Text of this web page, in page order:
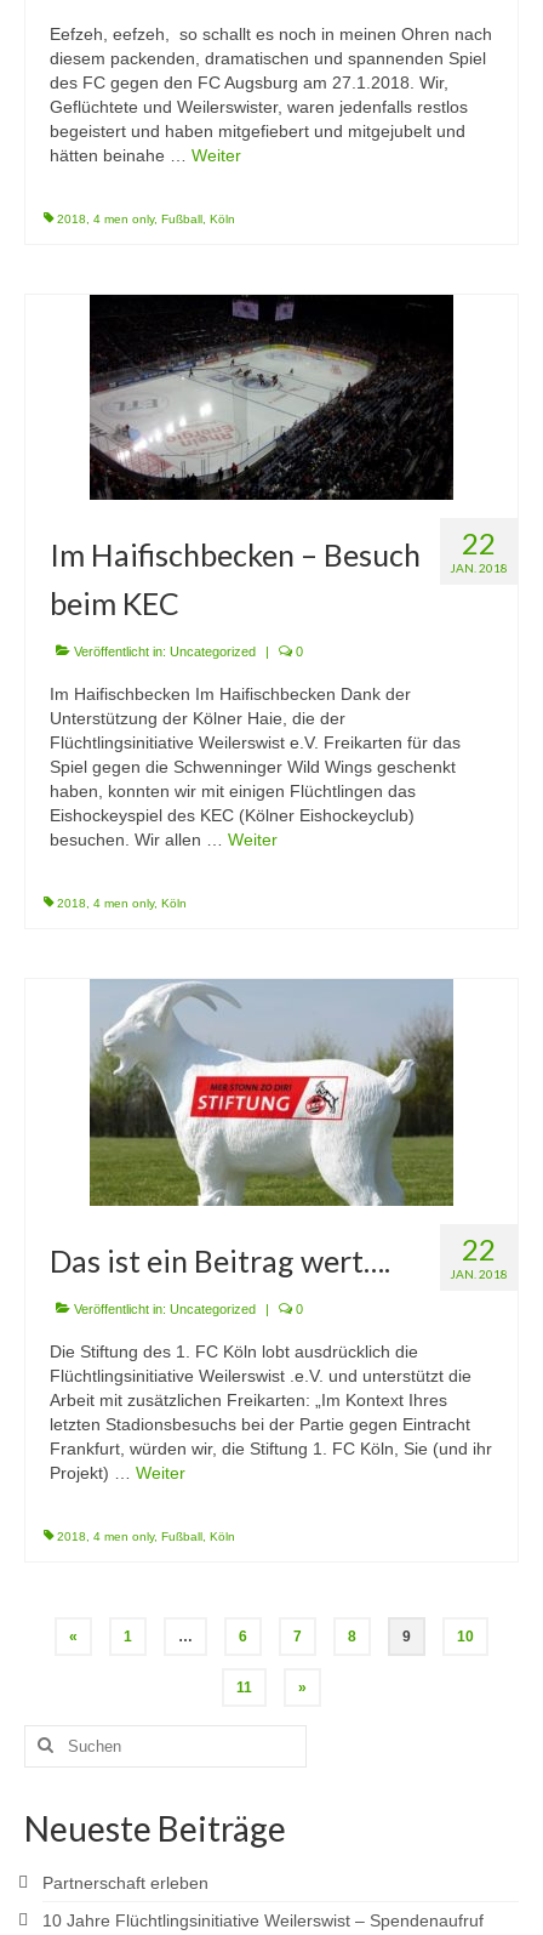
Eefzeh, eefzeh, so schallt es noch in meinen Ohren nach
diesem packenden, dramatischen und spannenden Spiel
des FC gegen den FC Augsburg am 27.1.2018. Wir,
Geflüchtete und Weilerswister, waren jedenfalls restlos
begeistert und haben mitgefiebert und mitgejubelt und
hätten beinahe … Weiter
2018 4 men only, Fußball Köln
22
JAN. 2018
Im Haifischbecken – Besuch
beim KEC
Veröffentlicht in: Uncategorized | 0
Im Haifischbecken Im Haifischbecken Dank der
Unterstützung der Kölner Haie, die der
Flüchtlingsinitiative Weilerswist e.V. Freikarten für das
Spiel gegen die Schwenninger Wild Wings geschenkt
haben, konnten wir mit einigen Flüchtlingen das
Eishockeyspiel des KEC (Kölner Eishockeyclub)
besuchen. Wir allen … Weiter
2018 4 men only, Köln
22
JAN. 2018
Das ist ein Beitrag wert….
Veröffentlicht in: Uncategorized | 0
Die Stiftung des 1. FC Köln lobt ausdrücklich die
Flüchtlingsinitiative Weilerswist .e.V. und unterstützt die
Arbeit mit zusätzlichen Freikarten: „Im Kontext Ihres
letzten Stadionsbesuchs bei der Partie gegen Eintracht
Frankfurt, würden wir, die Stiftung 1. FC Köln, Sie (und ihr
Projekt) … Weiter
2018 4 men only, Fußball Köln
Seitennummerierung
Beiträge
« 1 … 6 7 8 9 10
11 »
Suchen
Neueste Beiträge
Partnerschaft erleben
10 Jahre Flüchtlingsinitiative Weilerswist – Spendenaufruf